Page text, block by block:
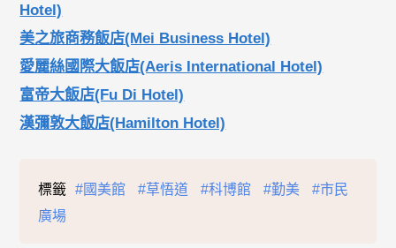
Hotel)
美之旅商務飯店(Mei Business Hotel)
愛麗絲國際大飯店(Aeris International Hotel)
富帝大飯店(Fu Di Hotel)
漢彌敦大飯店(Hamilton Hotel)
標籤 #國美館 #草悟道 #科博館 #勤美
#市民
廣場